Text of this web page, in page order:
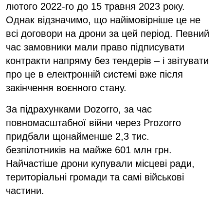
лютого 2022-го до 15 травня 2023 року.
Однак відзначимо, що найімовірніше це не
всі договори на дрони за цей період. Певний
час замовники мали право підписувати
контракти напряму без тендерів – і звітувати
про це в електронній системі вже після
закінчення воєнного стану.
За підрахунками Dozorro, за час
повномасштабної війни через Prozorro
придбали щонайменше 2,3 тис.
безпілотників на майже 601 млн грн.
Найчастіше дрони купували місцеві ради,
територіальні громади та самі військові
частини.